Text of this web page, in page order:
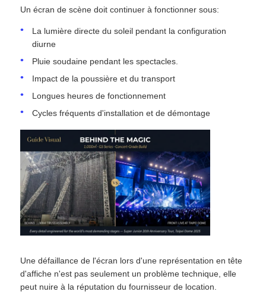
Cas
Demander un devis
Affichage de mur vidéo LED
écran d'affichage LED
Écran du concert LED
Location d'écrans à LED
Affichage LED transparent
Un écran de scène doit continuer à fonctionner sous:
La lumière directe du soleil pendant la configuration
diurne
Pluie soudaine pendant les spectacles.
Impact de la poussière et du transport
Longues heures de fonctionnement
Cycles fréquents d'installation et de démontage
Une défaillance de l'écran lors d'une représentation en tête
d'affiche n'est pas seulement un problème technique, elle
peut nuire à la réputation du fournisseur de location.